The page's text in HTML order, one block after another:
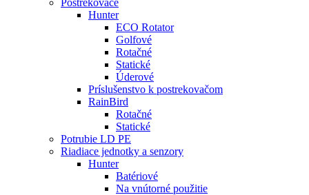
Postrekovače
Hunter
ECO Rotator
Golfové
Rotačné
Statické
Úderové
Príslušenstvo k postrekovačom
RainBird
Rotačné
Statické
Potrubie LD PE
Riadiace jednotky a senzory
Hunter
Batériové
Na vnútorné použitie